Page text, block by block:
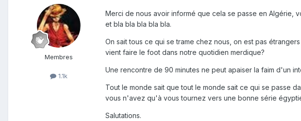
Membres
1.1k
Merci de nous avoir informé que cela se passe en Algérie,
et bla bla bla bla bla.
On sait tous ce qui se trame chez nous, on est pas
vient faire le foot dans notre quotidien merdique?
Une rencontre de 90 minutes ne peut apaiser la faim d'un
Tout le monde sait que tout le monde sait ce qui se passe
vous n'avez qu'à vous tournez vers une bonne série
Salutations.